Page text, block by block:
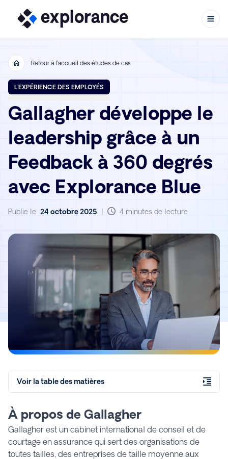
Retour à l'accueil des études de cas
L'EXPÉRIENCE DES EMPLOYÉS
Gallagher développe le
leadership grâce à un
Feedback à 360 degrés
avec Explorance Blue
Publie le 24 octobre 2025 4 minutes de lecture
Voir la table des matières
À propos de Gallagher
Gallagher est un cabinet international de conseil et de
courtage en assurance qui sert des organisations de
toutes tailles, des entreprises de taille moyenne aux